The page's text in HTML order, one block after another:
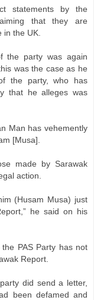
statements by the
that they are
the UK.
the party was again
was the case as he
the party, who has
that he alleges was
Man has vehemently
[Musa].
made by Sarawak
action.
(Husam Musa) just
he said on his
PAS Party has not
Report.
did send a letter,
been defamed and